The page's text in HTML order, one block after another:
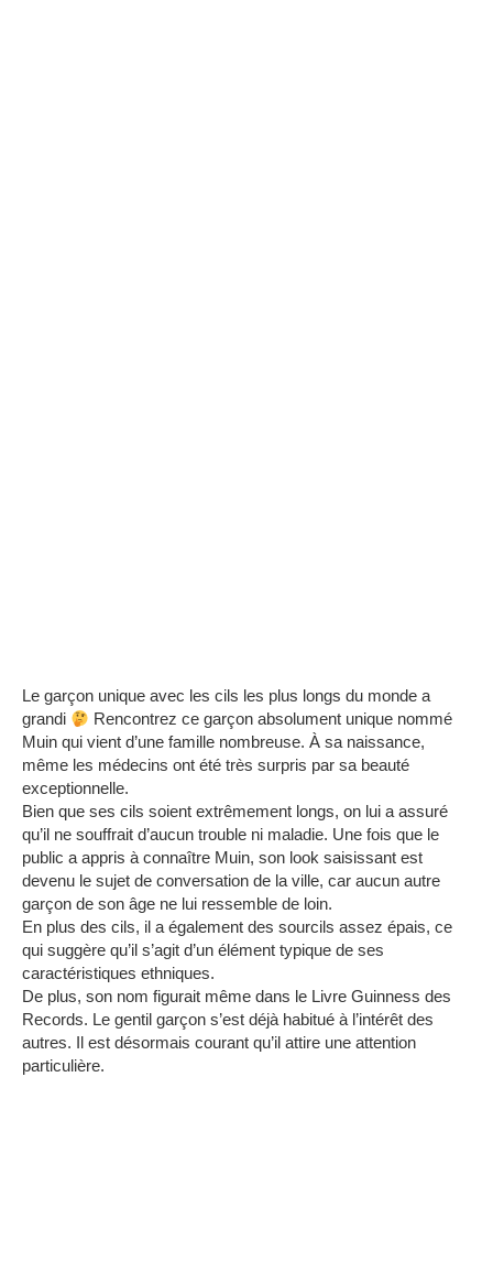
Le garçon unique avec les cils les plus longs du monde a
grandi
Rencontrez ce garçon absolument unique nommé
Muin qui vient d’une famille nombreuse. À sa naissance,
même les médecins ont été très surpris par sa beauté
exceptionnelle.
Bien que ses cils soient extrêmement longs, on lui a assuré
qu’il ne souffrait d’aucun trouble ni maladie. Une fois que le
public a appris à connaître Muin, son look saisissant est
devenu le sujet de conversation de la ville, car aucun autre
garçon de son âge ne lui ressemble de loin.
En plus des cils, il a également des sourcils assez épais, ce
qui suggère qu’il s’agit d’un élément typique de ses
caractéristiques ethniques.
De plus, son nom figurait même dans le Livre Guinness des
Records. Le gentil garçon s’est déjà habitué à l’intérêt des
autres. Il est désormais courant qu’il attire une attention
particulière.